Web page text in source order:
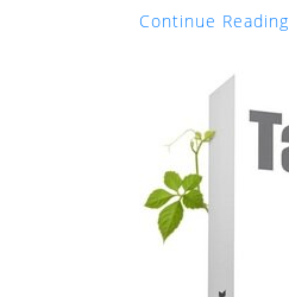
Continue Reading